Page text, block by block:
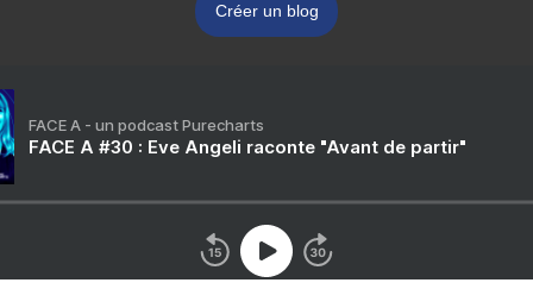
Créer un blog
FACE A - un podcast Purecharts
FACE A #30 : Eve Angeli raconte "Avant de partir"